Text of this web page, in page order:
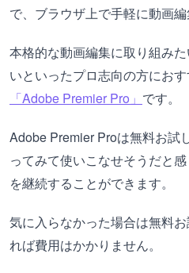
で、ブラウザ上で手軽に動画編
本格的な動画編集に取り組み
いといったプロ志向の方におす
「Adobe Premier Pro」 です。
Adobe Premier Proは無料お試
ってみて使いこなせそうだと
を継続することができます。
気に入らなかった場合は無料
れば費用はかかりません。